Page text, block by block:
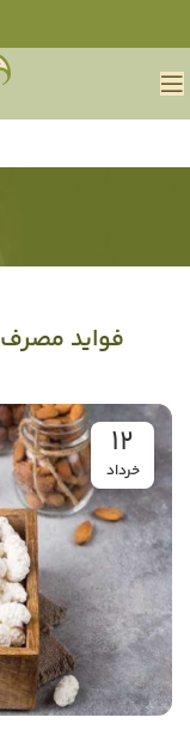
فواید
12
خرداد